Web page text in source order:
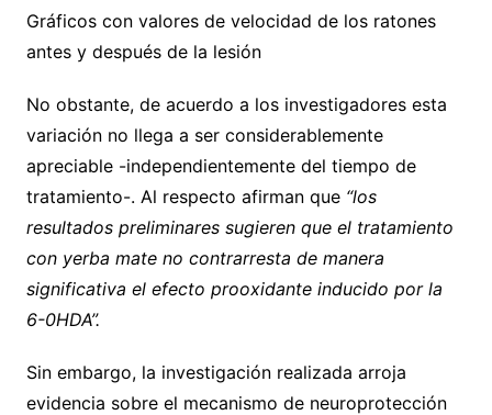
Gráficos con valores de velocidad de los ratones
antes y después de la lesión
No obstante, de acuerdo a los investigadores esta
variación no llega a ser considerablemente
apreciable -independientemente del tiempo de
tratamiento-. Al respecto afirman que “los
resultados preliminares sugieren que el tratamiento
con yerba mate no contrarresta de manera
significativa el efecto prooxidante inducido por la
6-0HDA”.
Sin embargo, la investigación realizada arroja
evidencia sobre el mecanismo de neuroprotección